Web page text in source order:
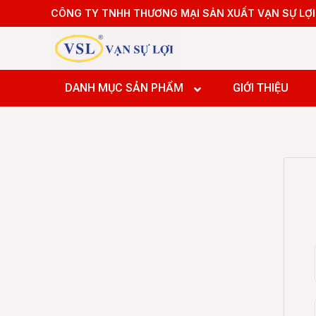
to
CÔNG TY TNHH THƯƠNG MẠI SẢN XUẤT VẠN SỰ LỢI
DANH MỤC SẢN PHẨM
Máy
Máy
GIỚI THIỆU
Máy
Máy